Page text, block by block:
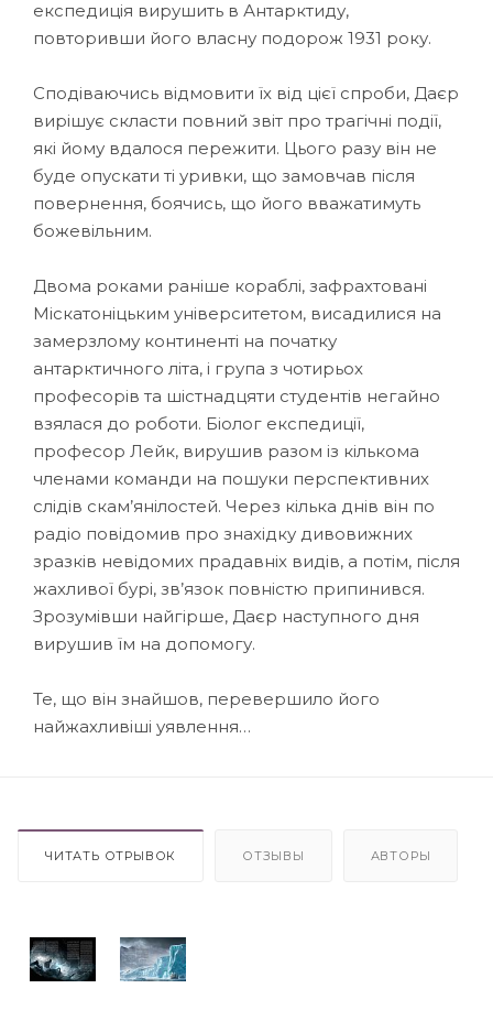
експедиція вирушить в Антарктиду,
повторивши його власну подорож 1931 року.
Сподіваючись відмовити їх від цієї спроби, Даєр
вирішує скласти повний звіт про трагічні події,
які йому вдалося пережити. Цього разу він не
буде опускати ті уривки, що замовчав після
повернення, боячись, що його вважатимуть
божевільним.
Двома роками раніше кораблі, зафрахтовані
Міскатоніцьким університетом, висадилися на
замерзлому континенті на початку
антарктичного літа, і група з чотирьох
професорів та шістнадцяти студентів негайно
взялася до роботи. Біолог експедиції,
професор Лейк, вирушив разом із кількома
членами команди на пошуки перспективних
слідів скам’янілостей. Через кілька днів він по
радіо повідомив про знахідку дивовижних
зразків невідомих прадавніх видів, а потім, після
жахливої бурі, зв’язок повністю припинився.
Зрозумівши найгірше, Даєр наступного дня
вирушив їм на допомогу.
Те, що він знайшов, перевершило його
найжахливіші уявлення…
ЧИТАТЬ ОТРЫВОК ОТЗЫВЫ АВТОРЫ